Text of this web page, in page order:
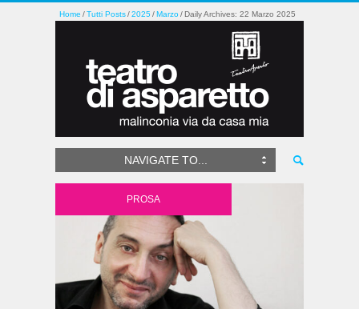
Home Tutti Posts 2025 Marzo Daily Archives: 22 Marzo 2025
NAVIGATE TO...
PROSA